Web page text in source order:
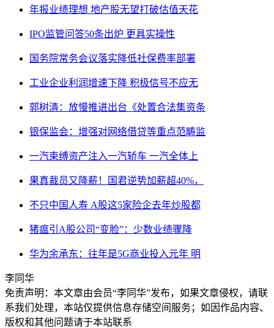
年报业绩理想 地产股无望打破估值天花
IPO监管问答50条出炉 更具实操性
国务院常务会议落实降低社保费率部署
工业企业利润增速下降 积极信号不应无
郭树清：放慢推进出台《处置合法集资条
银保监会：增强对网络借贷等重点范畴监
一汽束缚资产注入一汽轿车 一汽全体上
果真裁员又降薪！国君逆势加薪超40%，
不只中国人寿 A股这5家险企去年炒股都
猪瘟引A股公司“变脸”：少数业绩骤降
华为余承东：往年是5G商业投入元年 明
李同华
免责声明：本文章由会员“李同华”发布，如果文章侵权，请联
系我们处理，本站仅提供信息存储空间服务；如因作品内容、
版权和其他问题请于本站联系